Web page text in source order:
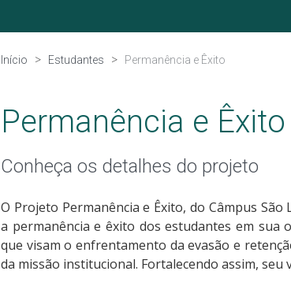
Início Estudantes Permanência e Êxito
Permanência e Êxito
Conheça os detalhes do projeto
O Projeto Permanência e Êxito, do Câmpus
a permanência e êxito dos estudantes em sua
que visam o enfrentamento da evasão e
da missão institucional. Fortalecendo assim,